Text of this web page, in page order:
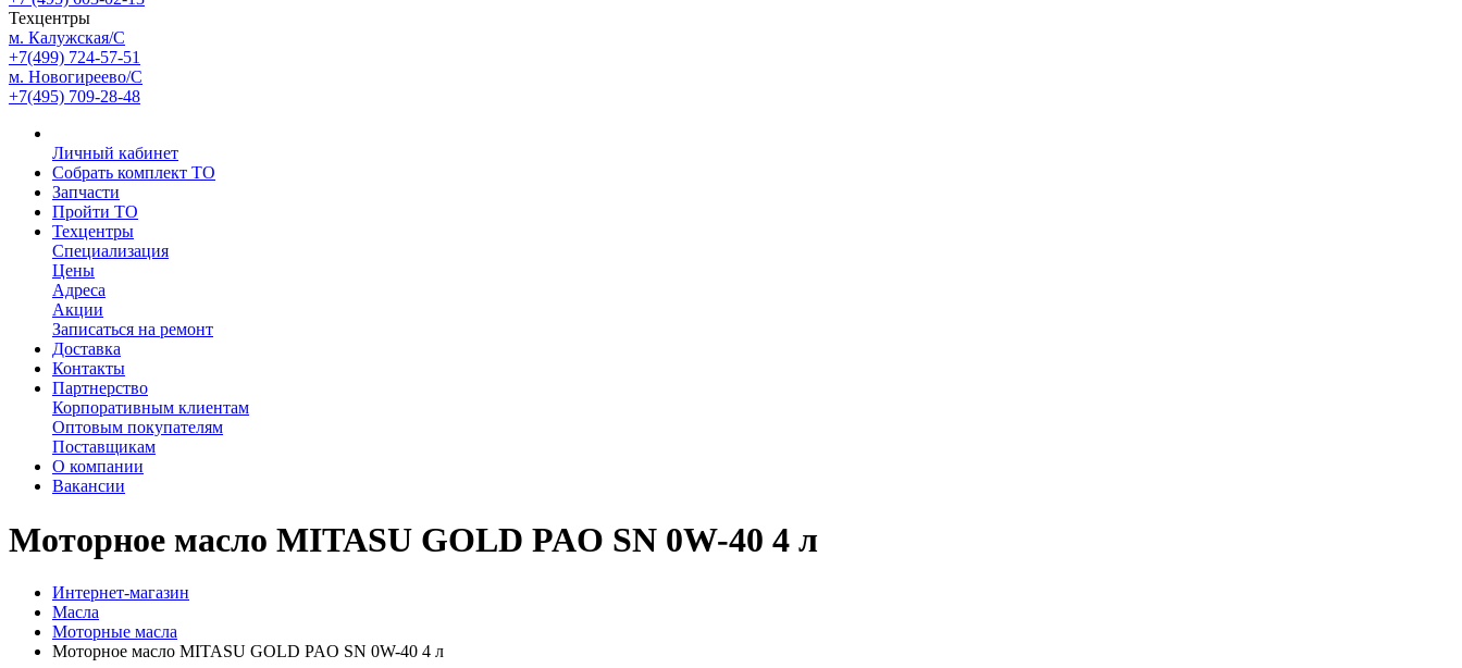
Техцентры
м. Калужская/С
+7(499) 724-57-51
м. Новогиреево/С
+7(495) 709-28-48
Личный кабинет
Собрать комплект ТО
Запчасти
Пройти ТО
Техцентры
Специализация
Цены
Адреса
Акции
Записаться на ремонт
Доставка
Контакты
Партнерство
Корпоративным клиентам
Оптовым покупателям
Поставщикам
О компании
Вакансии
Моторное масло MITASU GOLD PAO SN 0W-40 4 л
Интернет-магазин
Масла
Моторные масла
Моторное масло MITASU GOLD PAO SN 0W-40 4 л